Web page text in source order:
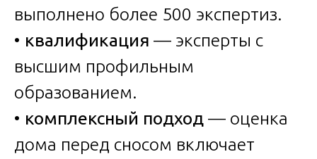
выполнено более 500 экспертиз.
• квалификация — эксперты с
высшим профильным
образованием.
• комплексный подход — оценка
дома перед сносом включает